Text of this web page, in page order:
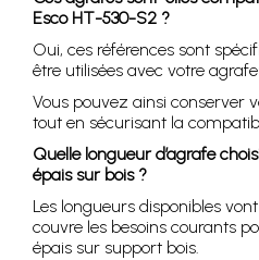
Esco HT-530-S2 ?
Oui, ces références sont
être utilisées avec votre
Vous pouvez ainsi conserver
tout en sécurisant la
Quelle longueur d’agrafe
épais sur bois ?
Les longueurs disponibles
couvre les besoins courants
épais sur support bois.